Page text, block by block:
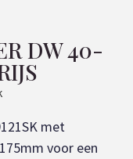
DW 40-
met
voor een